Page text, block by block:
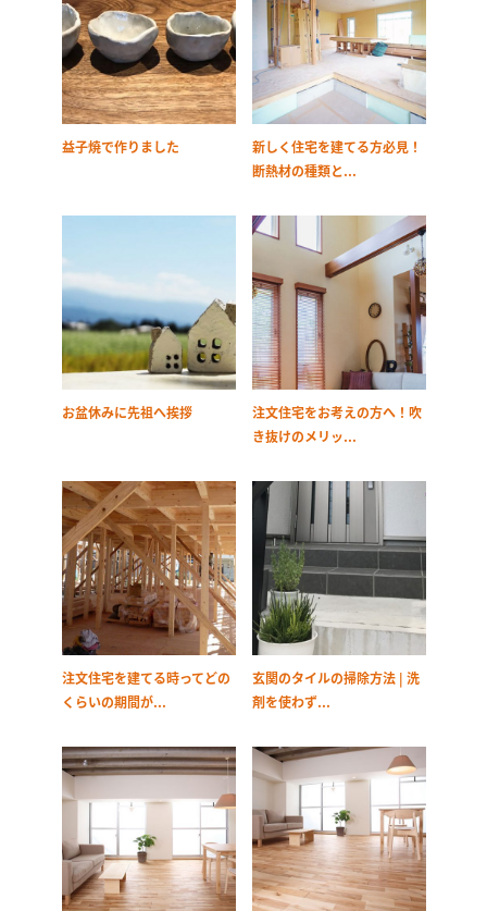
益子焼で作りました
新しく住宅を建てる方必見！
断熱材の種類と...
お盆休みに先祖へ挨拶
注文住宅をお考えの方へ！吹
き抜けのメリッ...
注文住宅を建てる時ってどの
くらいの期間が...
玄関のタイルの掃除方法 | 洗
剤を使わず...